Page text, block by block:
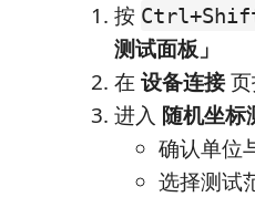
按
测试面板」
在 设备连接页
进入 随机坐标
确认单位
选择测试